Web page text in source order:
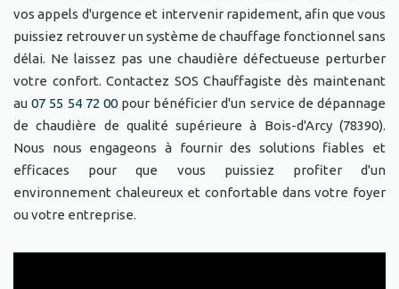
vos appels d'urgence et intervenir rapidement, afin que vous
puissiez retrouver un système de chauffage fonctionnel sans
délai. Ne laissez pas une chaudière défectueuse perturber
votre confort. Contactez SOS Chauffagiste dès maintenant
au07 55 54 72 00pour bénéficier d'un service de dépannage
de chaudière de qualité supérieure à Bois-d'Arcy (78390).
Nous nous engageons à fournir des solutions fiables et
efficaces pour que vous puissiez profiter d'un
environnement chaleureux et confortable dans votre foyer
ou votre entreprise.